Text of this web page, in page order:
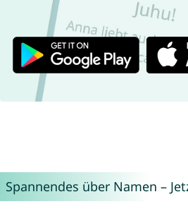
Spannendes über Namen –